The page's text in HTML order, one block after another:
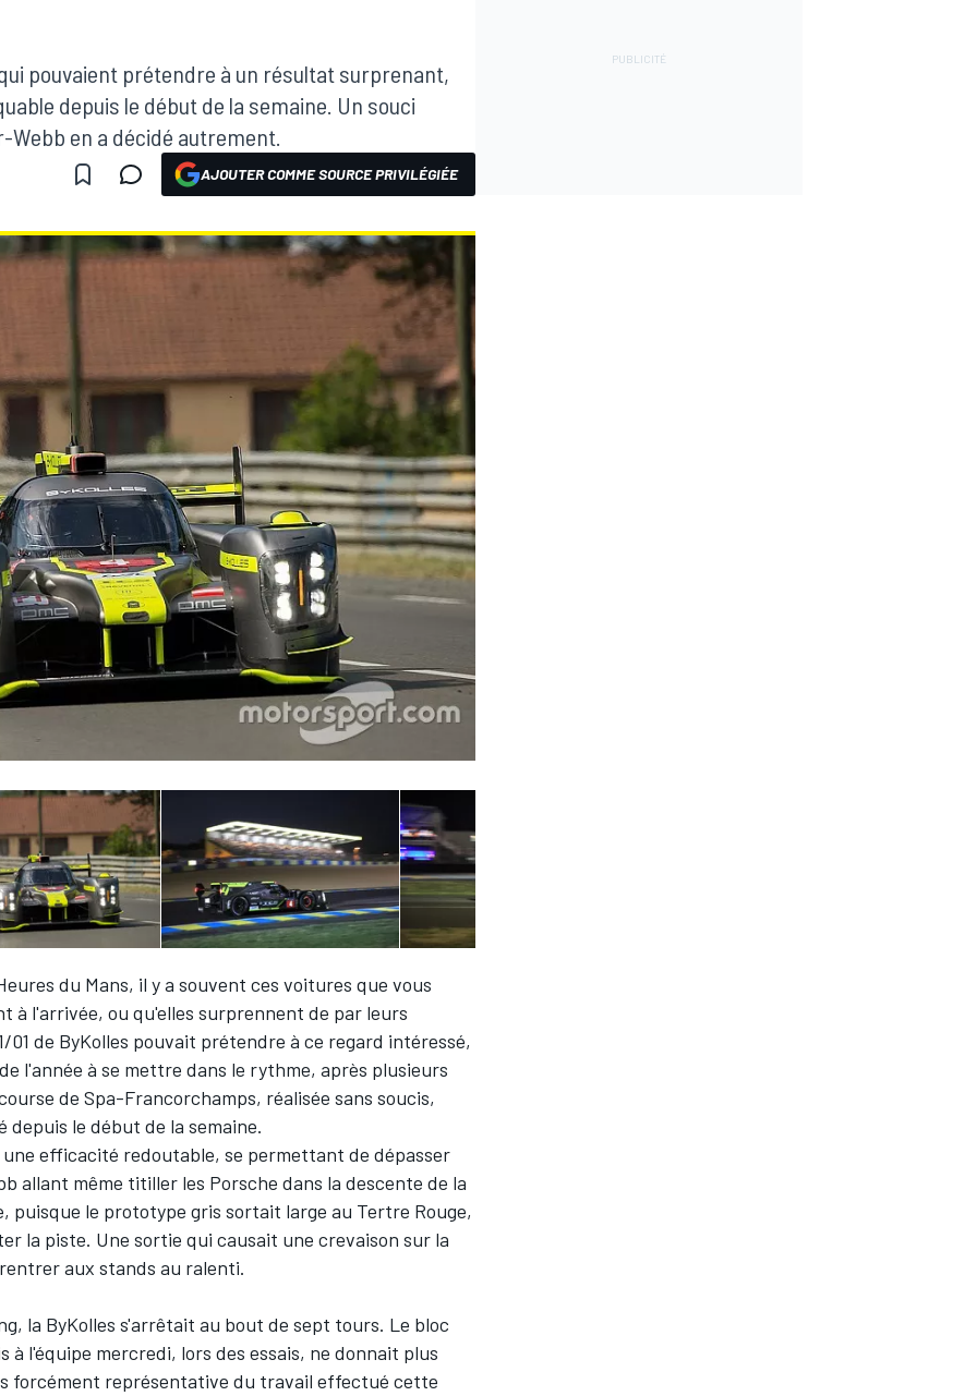
pouvaient prétendre à un résultat surprenant,
depuis le début de la semaine. Un souci
en a décidé autrement.
AJOUTER COMME SOURCE PRIVILÉGIÉE
du Mans, il y a souvent ces voitures que vous
à l'arrivée, ou qu'elles surprennent de par leurs
01 de ByKolles pouvait prétendre à ce regard intéressé,
l'année à se mettre dans le rythme, après plusieurs
de Spa-Francorchamps, réalisée sans soucis,
le début de la semaine.
une efficacité redoutable, se permettant de dépasser
allant même titiller les Porsche dans la descente de la
puisque le prototype gris sortait large au Tertre Rouge,
la piste. Une sortie qui causait une crevaison sur la
aux stands au ralenti.
la ByKolles s'arrêtait au bout de sept tours. Le bloc
à l'équipe mercredi, lors des essais, ne donnait plus
forcément représentative du travail effectué cette